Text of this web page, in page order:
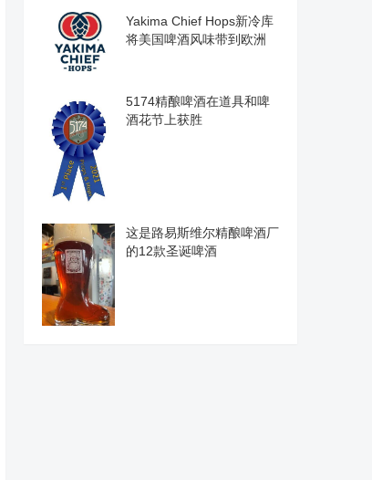
Yakima Chief Hops新冷库
将美国啤酒风味带到欧洲
5174精酿啤酒在道具和啤
酒花节上获胜
这是路易斯维尔精酿啤酒厂
的12款圣诞啤酒